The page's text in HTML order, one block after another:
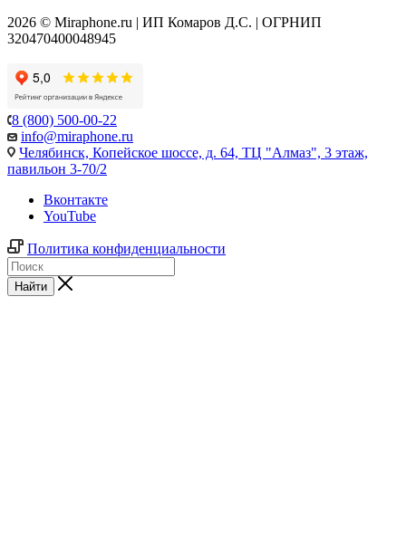
2026 © Miraphone.ru | ИП Комаров Д.С. | ОГРНИП
320470400048945
8 (800) 500-00-22
info@miraphone.ru
Челябинск, Копейское шоссе, д. 64, ТЦ "Алмаз", 3 этаж,
павильон 3-70/2
Вконтакте
YouTube
Политика конфиденциальности
Найти